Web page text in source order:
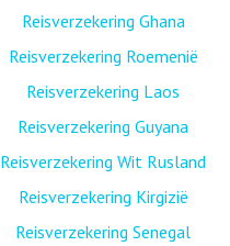
Reisverzekering Ghana
Reisverzekering Roemenië
Reisverzekering Laos
Reisverzekering Guyana
Reisverzekering Wit Rusland
Reisverzekering Kirgizië
Reisverzekering Senegal